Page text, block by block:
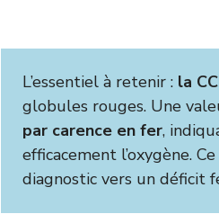
L’essentiel à retenir : la
globules rouges. Une
par carence en fer,
efficacement l’oxygène.
diagnostic vers un déficit